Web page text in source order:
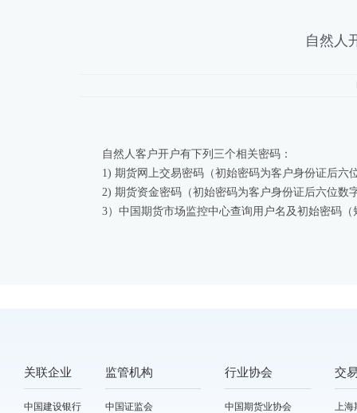
自然人
自然人客户开户有下列三个相关密码：
1) 期货网上交易密码（初始密码为客户身份证后六
2) 期货资金密码（初始密码为客户身份证后六位数
3）中国期货市场监控中心查询用户名及初始密码
关联企业
中国建设银行
监管机构
中国证监会
行业协会
中国期货业协会
交
上海